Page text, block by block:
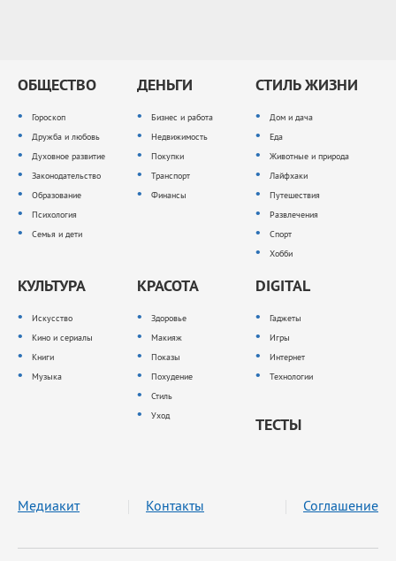
ОБЩЕСТВО
Гороскоп
Дружба и любовь
Духовное развитие
Законодательство
Образование
Психология
Семья и дети
ДЕНЬГИ
Бизнес и работа
Недвижимость
Покупки
Транспорт
Финансы
СТИЛЬ ЖИЗНИ
Дом и дача
Еда
Животные и природа
Лайфхаки
Путешествия
Развлечения
Спорт
Хобби
КУЛЬТУРА
Искусство
Кино и сериалы
Книги
Музыка
КРАСОТА
Здоровье
Макияж
Показы
Похудение
Стиль
Уход
DIGITAL
Гаджеты
Игры
Интернет
Технологии
ТЕСТЫ
Медиакит Контакты Соглашение